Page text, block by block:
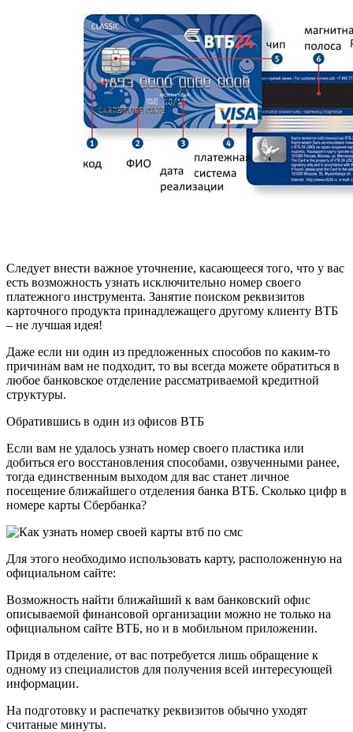
Следует внести важное уточнение, касающееся того, что у вас
есть возможность узнать исключительно номер своего
платежного инструмента. Занятие поиском реквизитов
карточного продукта принадлежащего другому клиенту ВТБ
– не лучшая идея!
Даже если ни один из предложенных способов по каким-то
причинам вам не подходит, то вы всегда можете обратиться в
любое банковское отделение рассматриваемой кредитной
структуры.
Обратившись в один из офисов ВТБ
Если вам не удалось узнать номер своего пластика или
добиться его восстановления способами, озвученными ранее,
тогда единственным выходом для вас станет личное
посещение ближайшего отделения банка ВТБ. Сколько цифр в
номере карты Сбербанка?
Для этого необходимо использовать карту, расположенную на
официальном сайте:
Возможность найти ближайший к вам банковский офис
описываемой финансовой организации можно не только на
официальном сайте ВТБ, но и в мобильном приложении.
Придя в отделение, от вас потребуется лишь обращение к
одному из специалистов для получения всей интересующей
информации.
На подготовку и распечатку реквизитов обычно уходят
считаные минуты.